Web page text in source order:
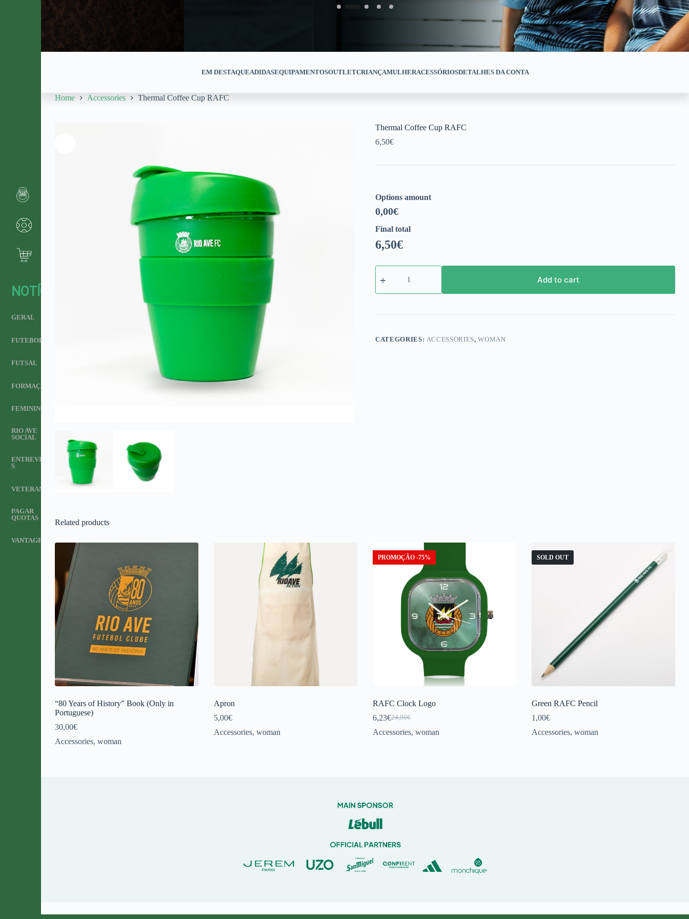
NOTÍCIAS
GERAL
FUTEBOL
FUTSAL
FORMAÇÃO
FEMININO
RIO AVE
SOCIAL
ENTREVISTA
S
VETERANOS
PAGAR
QUOTAS
VANTAGENS
EM DESTAQUEADIDASEQUIPAMENTOSOUTLETCRIANÇAMULHERACESSÓRIOSDETALHES DA CONTA
Home Accessories Thermal Coffee Cup RAFC
Thermal Coffee Cup RAFC
6,50€
Options amount
0,00€
Final total
6,50€
Thermal
Coffee
RAFC
Add to cart
CATEGORIES: ACCESSORIES,WOMAN
Related products
“80 Years of History” Book (Only in
Portuguese)
30,00€
Accessories,woman
Apron
5,00€
Accessories,woman
PROMOÇÃO -75%
RAFC Clock Logo
24,90€
Original
price
6,23€Current
price
Accessories, woman
SOLD OUT
Green RAFC Pencil
1,00€
Accessories, woman